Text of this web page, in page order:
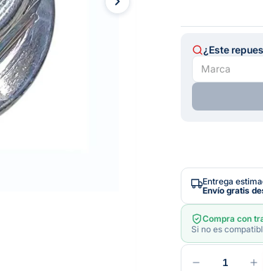
¿Este
Entrega
Envío gratis
Compra con
Si no es
1